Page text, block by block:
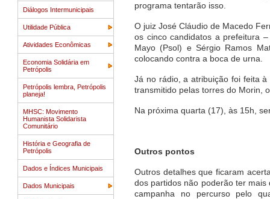
Diálogos Intermunicipais
Utilidade Pública
Atividades Econômicas
Economia Solidária em
Petrópolis
Petrópolis lembra, Petrópolis
planeja!
MHSC: Movimento
Humanista Solidarista
Comunitário
História e Geografia de
Petrópolis
Dados e Índices Municipais
Dados Municipais
programa tentarão isso.
O juiz José Cláudio de Macedo
os cinco candidatos a prefeitura
Mayo (Psol) e Sérgio Ramos
colocando contra a boca de urna.
Já no rádio, a atribuição foi feita
transmitido pelas torres do Morin,
Na próxima quarta (17), às 15h,
Outros pontos
Outros detalhes que ficaram
dos partidos não poderão ter
campanha no percurso pelo